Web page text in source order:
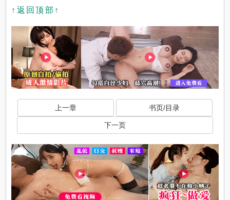
↑返回顶部↑
上一章 书页/目录
下一页